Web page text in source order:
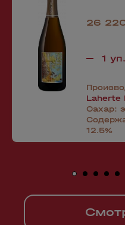
26
Laherte
Сахар:
12.5%